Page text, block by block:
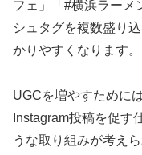
フェ」「#横浜ラーメ
シュタグを複数盛り
かりやすくなります。
UGCを増やすために
Instagram投稿を促す
うな取り組みが考えら